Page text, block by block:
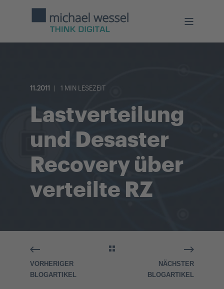
11.2011 1 MIN LESEZEIT
Lastverteilung
und Desaster
Recovery über
verteilte RZ
VORHERIGER
BLOGARTIKEL
NÄCHSTER
BLOGARTIKEL